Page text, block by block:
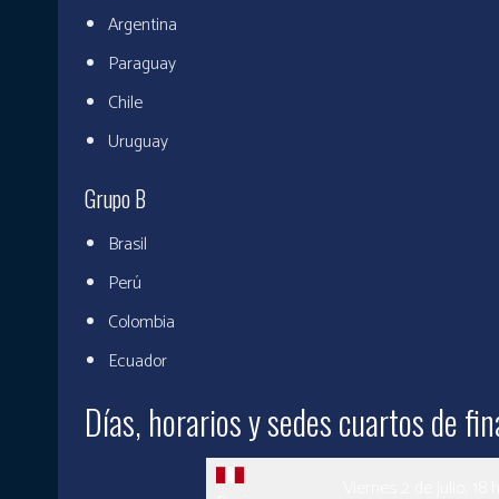
Argentina
Paraguay
Chile
Uruguay
Grupo B
Brasil
Perú
Colombia
Ecuador
Días, horarios y sedes cuartos de